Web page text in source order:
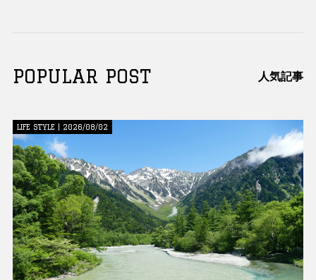
POPULAR POST 人気記事
LIFE STYLE | 2026/08/02